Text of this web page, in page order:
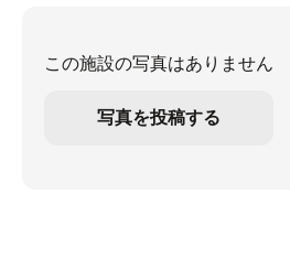
この施設の写真はありません
写真を投稿する